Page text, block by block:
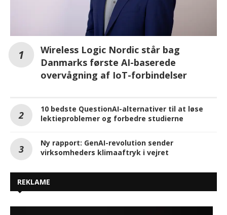
Wireless Logic Nordic står bag
Danmarks første AI-baserede
overvågning af IoT-forbindelser
10 bedste QuestionAI-alternativer til at løse
lektieproblemer og forbedre studierne
Ny rapport: GenAI-revolution sender
virksomheders klimaaftryk i vejret
REKLAME